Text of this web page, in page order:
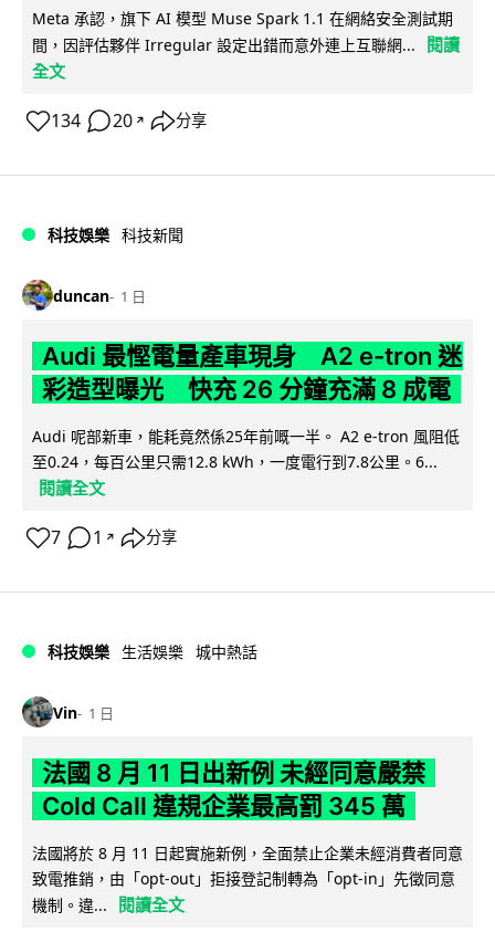
Meta 承認，旗下 AI 模型 Muse Spark 1.1 在網絡安全測試期
間，因評估夥伴 Irregular 設定出錯而意外連上互聯網...
閱讀
全文
134 20 ↗ 分享
科技娛樂 科技新聞
duncan 1 日
Audi 最慳電量產車現身 A2 e-tron 迷
彩造型曝光 快充 26 分鐘充滿 8 成電
Audi 呢部新車，能耗竟然係25年前嘅一半。 A2 e-tron 風阻低
至0.24，每百公里只需12.8 kWh，一度電行到7.8公里。6...
閱讀全文
7 1 ↗ 分享
科技娛樂 生活娛樂 城中熱話
Vin 1 日
法國 8 月 11 日出新例 未經同意嚴禁
Cold Call 違規企業最高罰 345 萬
法國將於 8 月 11 日起實施新例，全面禁止企業未經消費者同意
致電推銷，由「opt-out」拒接登記制轉為「opt-in」先徵同意
機制。違...
閱讀全文